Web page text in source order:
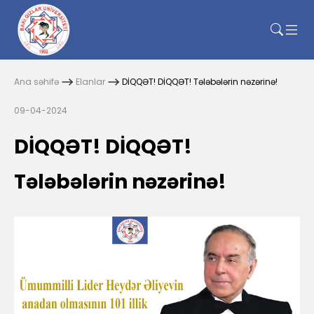
Ana səhifə Elanlar DİQQƏT! DİQQƏT! Tələbələrin nəzərinə!
09-04-2024
DİQQƏT! DİQQƏT!
Tələbələrin nəzərinə!